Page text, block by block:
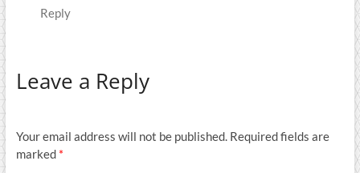
Reply
Leave a Reply
Your email address will not be published. Required fields are
marked *